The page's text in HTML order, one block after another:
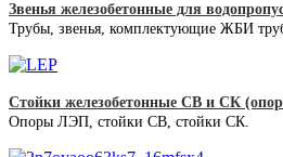
Звенья железобетонные для
Трубы, звенья, комплектующие ЖБИ
Стойки железобетонные СВ и СК
Опоры ЛЭП, стойки СВ, стойки СК.